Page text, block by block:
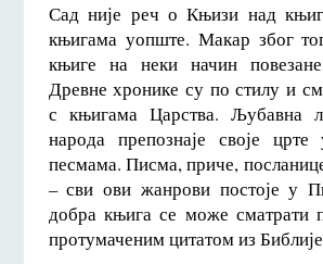
Сад није реч о Књизи над
књигама уопште. Макар због
књиге на неки начин
Древне хронике су по стилу и
с књигама Царства. Љубавна
народа препознаје своје
песмама. Писма, приче,
– сви ови жанрови постоје у
добра књига се може сматрати
протумаченим цитатом из